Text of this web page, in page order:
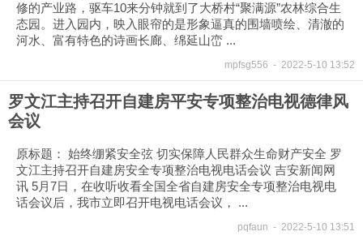
修的产业路，驱车10来分钟就到了大桥村“聚满源”农林综合生
态园。进入园内，映入眼帘的是形象逼真的围墙喷绘、清澈的
河水、富有特色的诗画长廊、绵延山峦 ...
mpfsg556 - 2022-5-10 13:52
罗文江主持召开自建房平安专项整治电视德律风
会议
原标题： 始终绷紧安全弦 切实保障人民群众生命财产安全 罗
文江主持召开自建房安全专项整治电视电话会议 吉安新闻网
讯 5月7日，在收听收看全国全省自建房安全专项整治电视电
话会议后，我市立即召开电视电话会议， ...
pqfaun - 2022-5-10 13:51